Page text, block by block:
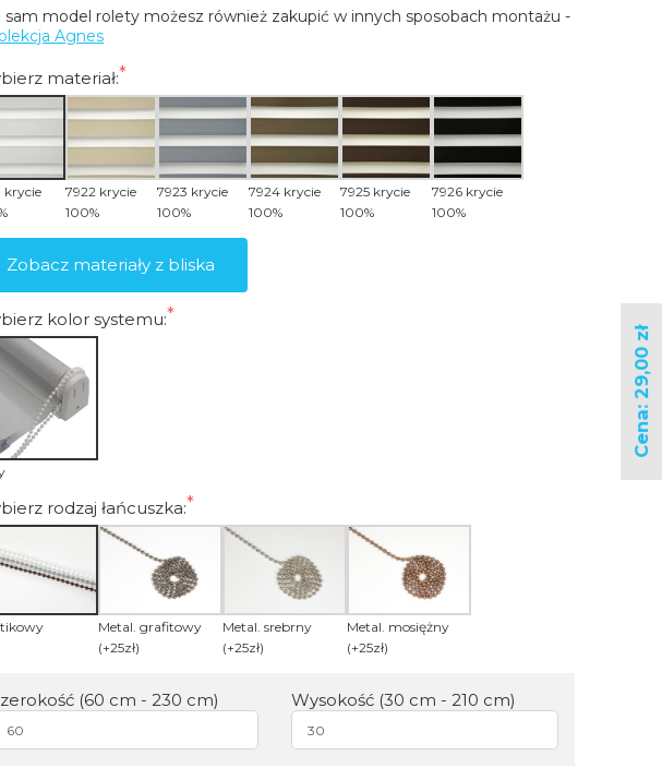
sam model rolety możesz również zakupić w innych sposobach montażu -
Agnes
materiał:
krycie
7922 krycie
100%
7923 krycie
100%
7924 krycie
100%
7925 krycie
100%
7926 krycie
100%
Zobacz materiały z bliska
kolor systemu:
rodzaj łańcuszka:
Metal. grafitowy
(+25zł)
Metal. srebrny
(+25zł)
Metal. mosiężny
(+25zł)
(60 cm - 230 cm) Wysokość (30 cm - 210 cm)
Cena: 29,00 zł